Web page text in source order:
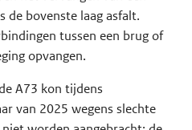
de bovenste laag asfalt.
tussen een brug of
opvangen.
A73 kon tijdens
van 2025 wegens slechte